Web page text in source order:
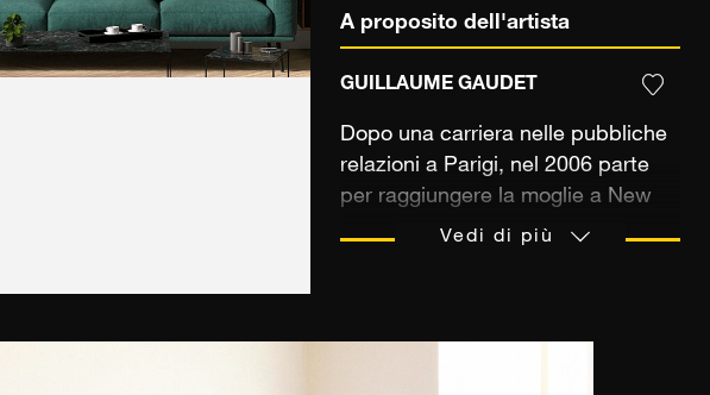
A proposito dell'artista
GUILLAUME GAUDET
Dopo una carriera nelle pubbliche
relazioni a Parigi, nel 2006 parte
per raggiungere la moglie a New
York. Al suo arrivo si innamora di
Vedi di più